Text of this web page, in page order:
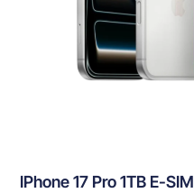
IPhone 17 Pro 1TB E-SIM